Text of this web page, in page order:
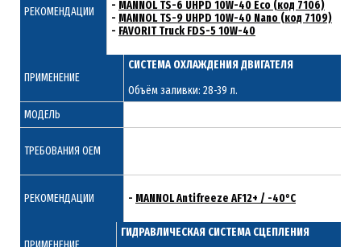
РЕКОМЕНДАЦИИ - MANNOL TS-6 UHPD 10W-40 Eco (код 7106)
- MANNOL TS-9 UHPD 10W-40 Nano (код 7109)
- FAVORIT Truck FDS-5 10W-40
ПРИМЕНЕНИЕ
СИСТЕМА ОХЛАЖДЕНИЯ ДВИГАТЕЛЯ
Объём заливки: 28-39 л.
МОДЕЛЬ
ТРЕБОВАНИЯ ОЕМ
РЕКОМЕНДАЦИИ - MANNOL Antifreeze AF12+ / -40°C
ГИДРАВЛИЧЕСКАЯ СИСТЕМА СЦЕПЛЕНИЯ